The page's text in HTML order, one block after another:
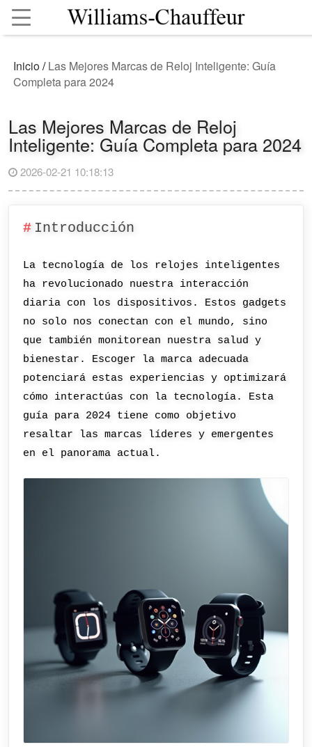
Inicio/Las Mejores Marcas de Reloj Inteligente: Guía
Completa para 2024
Las Mejores Marcas de Reloj
Inteligente: Guía Completa para 2024
2026-02-21 10:18:13
Introducción
La tecnología de los relojes inteligentes
ha revolucionado nuestra interacción
diaria con los dispositivos. Estos gadgets
no solo nos conectan con el mundo, sino
que también monitorean nuestra salud y
bienestar. Escoger la marca adecuada
potenciará estas experiencias y optimizará
cómo interactúas con la tecnología. Esta
guía para 2024 tiene como objetivo
resaltar las marcas líderes y emergentes
en el panorama actual.